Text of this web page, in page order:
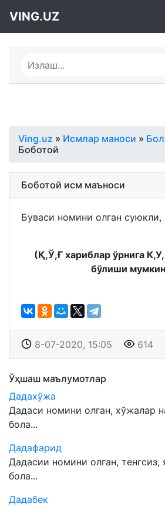
VING.UZ
Ving.uz » Исмлар маноси »
Боботой
Боботой исм маъноси
Буваси номини олган суюкли,
(Қ,Ў,Ғ хариблар ўрнига
бўлиши
8-07-2020, 15:05 614
Ўҳшаш маълумотлар
Дадахўжа
Дадаси номини олган, хўжалар
бола...
Дадафарид
Дадасии номини олган, тенгсиз,
бола...
Дадабек